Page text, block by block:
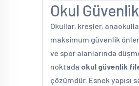
Okul
Okullar, kreşler,
maksimum güvenlik
ve spor alanlarında
noktada okul güvenlik
çözümdür. Esnek yapısı